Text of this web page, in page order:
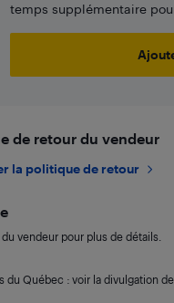
temps supplémentaire
de retour du vendeur
la politique de retour
vendeur pour plus de détails.
du Québec : voir la divulgation